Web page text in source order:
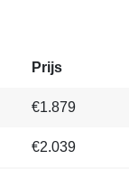
Prijs
€1.879
€2.039